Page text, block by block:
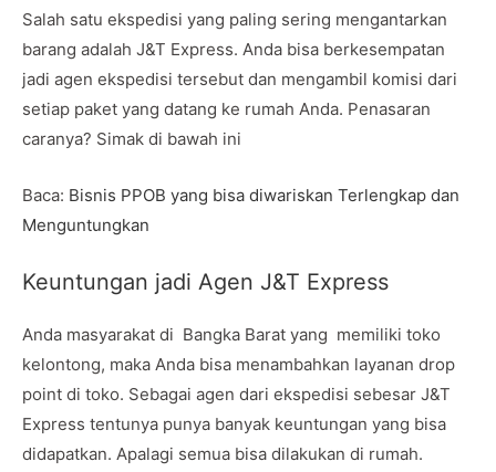
Salah satu ekspedisi yang paling sering mengantarkan
barang adalah J&T Express. Anda bisa berkesempatan
jadi agen ekspedisi tersebut dan mengambil komisi dari
setiap paket yang datang ke rumah Anda. Penasaran
caranya? Simak di bawah ini
Baca: Bisnis PPOB yang bisa diwariskan Terlengkap dan
Menguntungkan
Keuntungan jadi Agen J&T Express
Anda masyarakat di Bangka Barat yang memiliki toko
kelontong, maka Anda bisa menambahkan layanan drop
point di toko. Sebagai agen dari ekspedisi sebesar J&T
Express tentunya punya banyak keuntungan yang bisa
didapatkan. Apalagi semua bisa dilakukan di rumah.